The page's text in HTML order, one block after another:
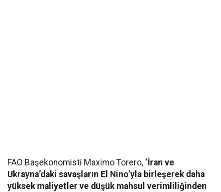
FAO Başekonomisti Maximo Torero, ‘İran ve
Ukrayna’daki savaşların El Nino’yla birleşerek daha
yüksek maliyetler ve düşük mahsul verimliliğinden